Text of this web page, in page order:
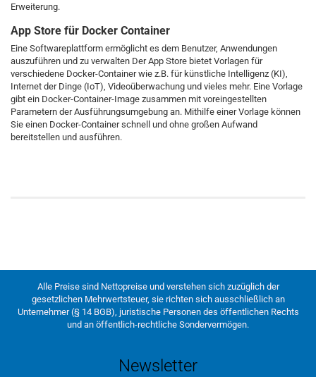
Erweiterung.
App Store für Docker Container
Eine Softwareplattform ermöglicht es dem Benutzer, Anwendungen
auszuführen und zu verwalten Der App Store bietet Vorlagen für
verschiedene Docker-Container wie z.B. für künstliche Intelligenz (KI),
Internet der Dinge (IoT), Videoüberwachung und vieles mehr. Eine Vorlage
gibt ein Docker-Container-Image zusammen mit voreingestellten
Parametern der Ausführungsumgebung an. Mithilfe einer Vorlage können
Sie einen Docker-Container schnell und ohne großen Aufwand
bereitstellen und ausführen.
Alle Preise sind Nettopreise und verstehen sich zuzüglich der
gesetzlichen Mehrwertsteuer, sie richten sich ausschließlich an
Unternehmer (§ 14 BGB), juristische Personen des öffentlichen Rechts
und an öffentlich-rechtliche Sondervermögen.
Newsletter